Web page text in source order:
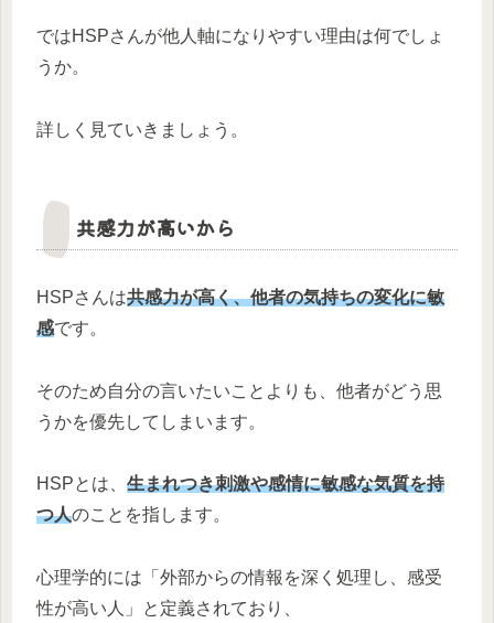
ではHSPさんが他人軸になりやすい理由は何でしょ
うか。
詳しく見ていきましょう。
共感力が高いから
HSPさんは共感力が高く、他者の気持ちの変化に敏
感です。
そのため自分の言いたいことよりも、他者がどう思
うかを優先してしまいます。
HSPとは、 生まれつき刺激や感情に敏感な気質を持
つ人のことを指します。
心理学的には「外部からの情報を深く処理し、感受
性が高い人」と定義されており、